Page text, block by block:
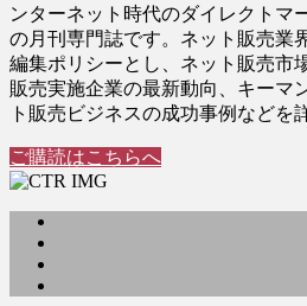
ンターネット時代のダイレクトマ
の月刊専門誌です。ネット販売業
編集ポリシーとし、ネット販売市
販売実施企業の最新動向、キーマ
ト販売ビジネスの成功事例などを
ご購読はこちらへ